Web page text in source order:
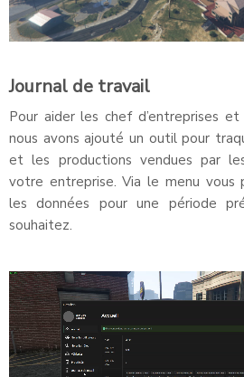
Journal de travail
Pour aider les chef d’entreprises
nous avons ajouté un outil pour
et les productions vendues par
votre entreprise. Via le menu vous
les données pour une période
souhaitez.